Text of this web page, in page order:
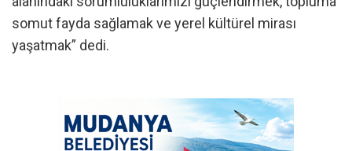
somut fayda sağlamak ve yerel kültürel mirası
yaşatmak” dedi.